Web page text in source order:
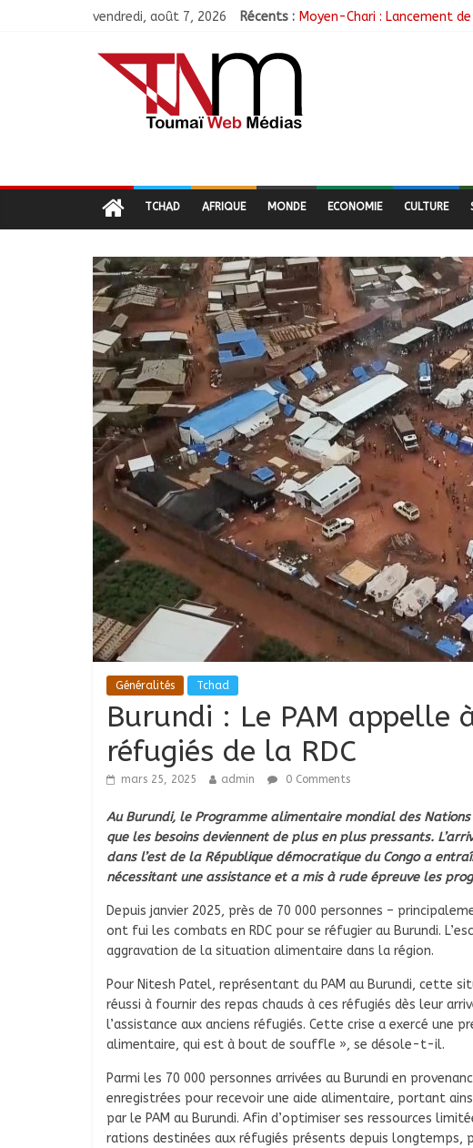
vendredi, août 7, 2026 Récents : Moyen-Chari : Lancement
N’Djamena : Le maire
Moyen-Chari : Les
TCHAD AFRIQUE MONDE ECONOMIE CULTURE
Généralités Tchad
Burundi : Le PAM appelle
réfugiés de la RDC
mars 25, 2025 admin 0 Comments
Au Burundi, le Programme alimentaire mondial des
que les besoins deviennent de plus en plus pressants.
dans l’est de la République démocratique du Congo a
nécessitant une assistance et a mis à rude épreuve les
Depuis janvier 2025, près de 70 000 personnes –
ont fui les combats en RDC pour se réfugier au Burundi.
aggravation de la situation alimentaire dans la région.
Pour Nitesh Patel, représentant du PAM au Burundi, cette
réussi à fournir des repas chauds à ces réfugiés dès leur
l’assistance aux anciens réfugiés. Cette crise a exercé une
alimentaire, qui est à bout de souffle », se désole-t-il.
Parmi les 70 000 personnes arrivées au Burundi en
enregistrées pour recevoir une aide alimentaire, portant
par le PAM au Burundi. Afin d’optimiser ses ressources
rations destinées aux réfugiés présents depuis longtemps,